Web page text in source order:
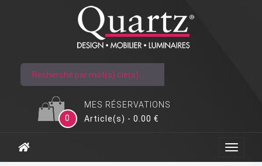
MES RÉSERVATIONS
0
Article(s) - 0.00 €